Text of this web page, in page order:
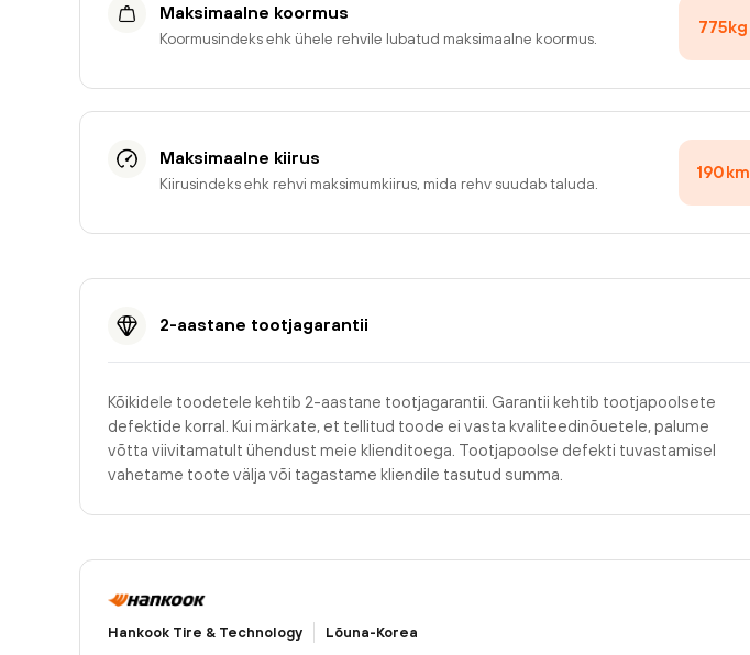
Maksimaalne koormus
Koormusindeks ehk ühele rehvile lubatud maksimaalne koormus.
775kg
Maksimaalne kiirus
Kiirusindeks ehk rehvi maksimumkiirus, mida rehv suudab taluda.
190km
2-aastane tootjagarantii
Kõikidele toodetele kehtib 2-aastane tootjagarantii. Garantii kehtib tootjapoolsete
defektide korral. Kui märkate, et tellitud toode ei vasta kvaliteedinõuetele, palume
võtta viivitamatult ühendust meie klienditoega. Tootjapoolse defekti tuvastamisel
vahetame toote välja või tagastame kliendile tasutud summa.
Hankook Tire & Technology
Lõuna-Korea